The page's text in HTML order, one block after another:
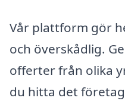
Vår plattform gör
och överskådlig.
offerter från olika
du hitta det